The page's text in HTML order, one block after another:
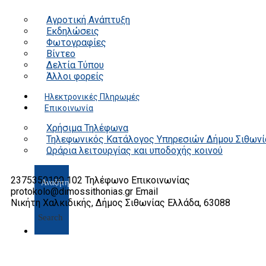
Αγροτική Ανάπτυξη
Εκδηλώσεις
Φωτογραφίες
Βίντεο
Δελτία Τύπου
Άλλοι φορείς
Ηλεκτρονικές Πληρωμές
Επικοινωνία
Χρήσιμα Τηλέφωνα
Τηλεφωνικός Κατάλογος Υπηρεσιών Δήμου
Ωράρια λειτουργίας και υποδοχής κοινού
Search
2375350100 102 Τηλέφωνο Επικοινωνίας
protokolo@dimossithonias.gr Email
Νικήτη Χαλκιδικής, Δήμος Σιθωνίας Ελλάδα, 63088